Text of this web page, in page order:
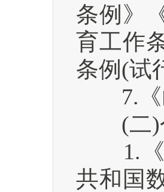
条例》
育工作
条例(试
7.《山
(二)
1.《
共和国